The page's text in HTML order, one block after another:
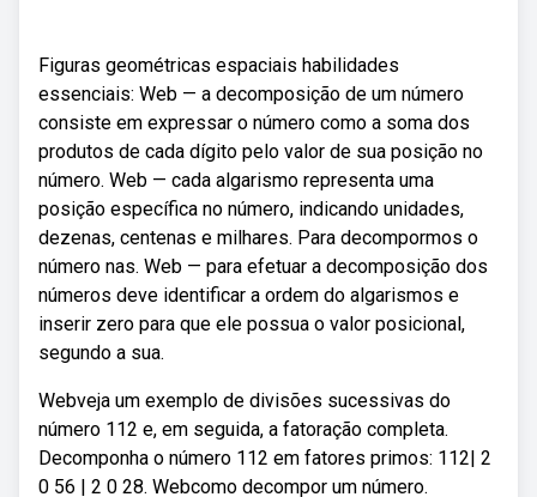
Figuras geométricas espaciais habilidades
essenciais: Web — a decomposição de um número
consiste em expressar o número como a soma dos
produtos de cada dígito pelo valor de sua posição no
número. Web — cada algarismo representa uma
posição específica no número, indicando unidades,
dezenas, centenas e milhares. Para decompormos o
número nas. Web — para efetuar a decomposição dos
números deve identificar a ordem do algarismos e
inserir zero para que ele possua o valor posicional,
segundo a sua.
Webveja um exemplo de divisões sucessivas do
número 112 e, em seguida, a fatoração completa.
Decomponha o número 112 em fatores primos: 112| 2
0 56 | 2 0 28. Webcomo decompor um número.